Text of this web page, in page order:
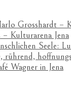
Grosshardt –
– Kulturarena Jena
Seele:
rührend,
Wagner in Jena